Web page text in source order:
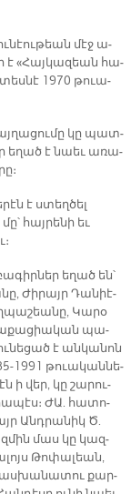
մէջ ա­
է «Հայ­կա­զեան հա­
1970 թուա­
կը պատ­
ե­ղած է նաեւ ա­ռա­
է ստեղ­ծել
հայ­րե­նի եւ
ե­ղած են՝
Ժի­րայր Դա­նիէ­
Կա­րօ
պա­
է ան­կա­նոն
1991 թուա­կան­նե­
ի վեր, կը շա­րու­
ԺԱ. հա­տո­
Անդ­րա­նիկ Ծ.
մաս կը կազ­
Թո­փա­լեան,
քար­